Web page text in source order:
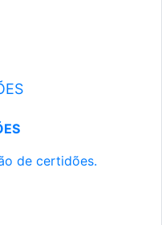
de certidões.